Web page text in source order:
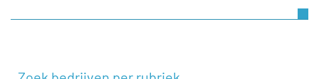
achterlaten aan Stäubli Electrical Connectors, dan kunt u
Naam